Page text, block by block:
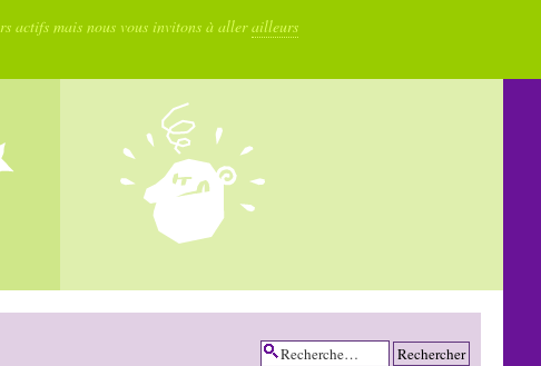
actifs mais nous vous invitons à allerailleurs